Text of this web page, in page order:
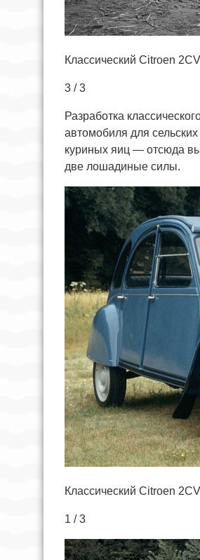
Классический Citroen 2CV
3 / 3
Разработка
автомобиля для
куриных яиц — отсюда
две лошадиные силы.
Классический Citroen 2CV
1 / 3